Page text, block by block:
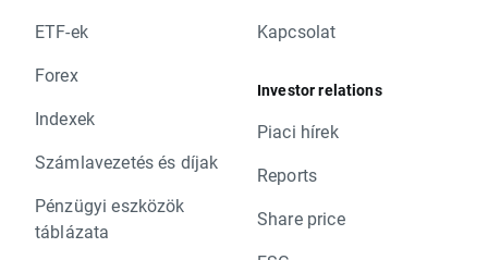
ETF-ek
Forex
Indexek
Számlavezetés és díjak
Pénzügyi eszközök
táblázata
Kapcsolat
Investor relations
Piaci hírek
Reports
Share price